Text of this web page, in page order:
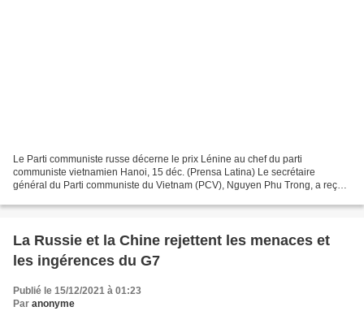
Le Parti communiste russe décerne le prix Lénine au chef du parti
communiste vietnamien Hanoi, 15 déc. (Prensa Latina) Le secrétaire
général du Parti communiste du Vietnam (PCV), Nguyen Phu Trong, a reçu
La Russie et la Chine rejettent les menaces et
les ingérences du G7
Publié le 15/12/2021 à 01:23
Par anonyme